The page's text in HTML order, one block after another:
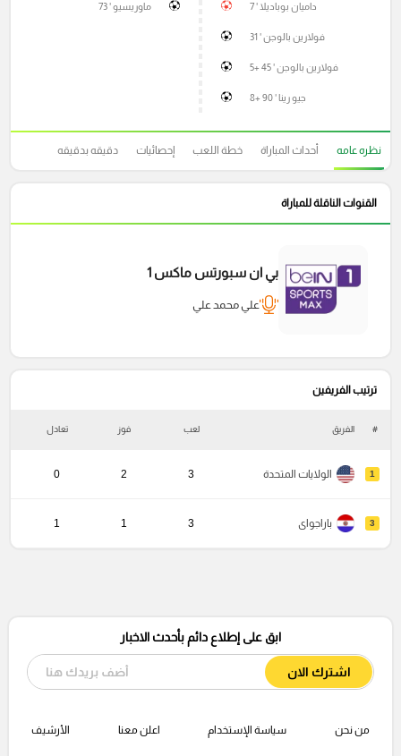
داميان بوباديلا ' 7
فولارين بالوجن ' 31
فولارين بالوجن ' 45 +5
جيو رينا ' 90 +8
ماوريسيو ' 73
نظره عامه أحداث المباراة خطة اللعب إحصائيات دقيقه بدقيقه
القنوات الناقلة للمباراة
بي ان سبورتس ماكس 1
علي محمد علي
ترتيب الفريفين
# الفريق لعب فوز تعادل
1 الولايات المتحدة 3
2
0
3 باراجواى 3
1
1
ابق على إطلاع دائم بأحدث الاخبار
اشترك الان
من نحن سياسة الإستخدام اعلن معنا الأرشيف